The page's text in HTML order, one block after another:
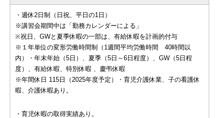
・週休2日制（日祝、平日の1日）
※講習会期間中は「勤務カレンダーによる」
※祝日、GWと夏季休暇の一部は、有給休暇を計画的付与
※１年単位の変形労働時間制（1週間平均労働時間 40時間以
内）・年末年始（5日）、夏季（5日～6日程度）、GW（5日程
度）、有給休暇、特別休暇 、慶弔休暇
※年間休日 115日（2025年度予定）・育児介護休業、子の看護休
暇、介護休暇あり。
・育児休暇の取得実績あり。